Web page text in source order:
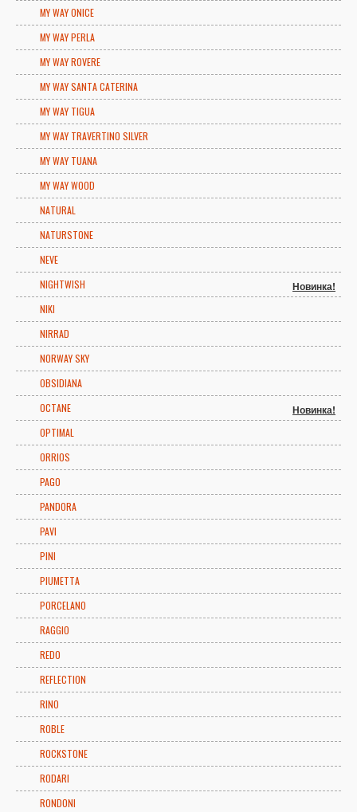
MY WAY ONICE
MY WAY PERLA
MY WAY ROVERE
MY WAY SANTA CATERINA
MY WAY TIGUA
MY WAY TRAVERTINO SILVER
MY WAY TUANA
MY WAY WOOD
NATURAL
NATURSTONE
NEVE
NIGHTWISH
Новинка!
NIKI
NIRRAD
NORWAY SKY
OBSIDIANA
OCTANE
Новинка!
OPTIMAL
ORRIOS
PAGO
PANDORA
PAVI
PINI
PIUMETTA
PORCELANO
RAGGIO
REDO
REFLECTION
RINO
ROBLE
ROCKSTONE
RODARI
RONDONI